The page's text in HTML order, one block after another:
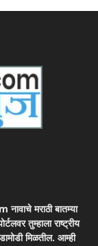
मराठी बातम्या
तुम्हाला राष्ट्रीय
मिळतील. आम्ही